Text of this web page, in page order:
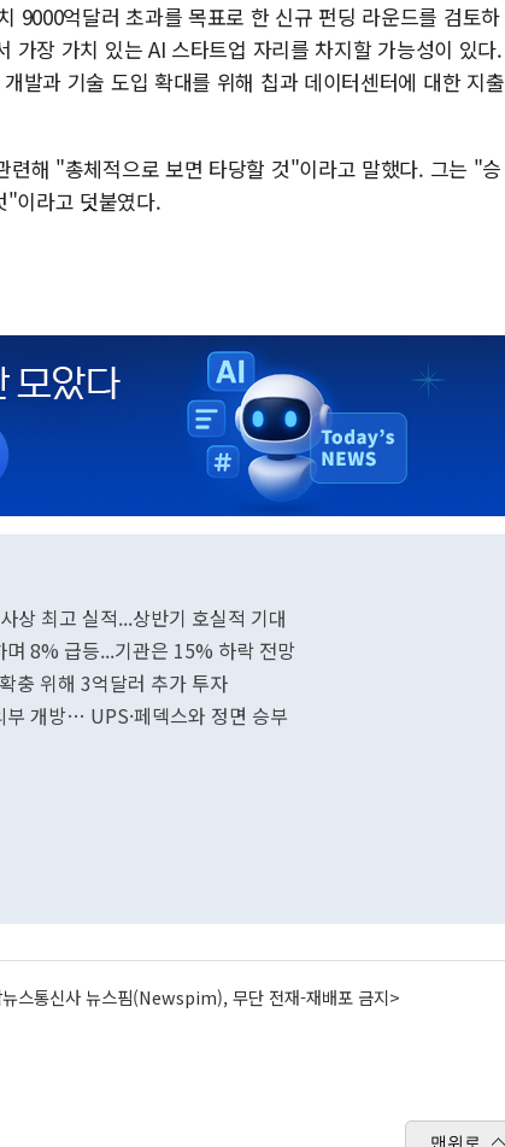
9000억달러 초과를 목표로 한 신규 펀딩 라운드를 검토하
가장 가치 있는 AI 스타트업 자리를 차지할 가능성이 있다.
발과 기술 도입 확대를 위해 칩과 데이터센터에 대한 지출
련해 "총체적으로 보면 타당할 것"이라고 말했다. 그는 "승
"이라고 덧붙였다.
상 최고 실적...상반기 호실적 기대
8% 급등...기관은 15% 하락 전망
충 위해 3억달러 추가 투자
개방… UPS·페덱스와 정면 승부
스통신사 뉴스핌(Newspim), 무단 전재-재배포 금지>
맨위로